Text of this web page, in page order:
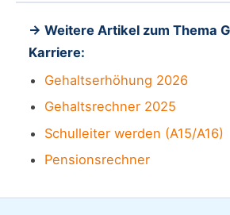
→ Weitere Artikel zum Thema
Karriere:
Gehaltserhöhung 2026
Gehaltsrechner 2025
Schulleiter werden (A15/A16)
Pensionsrechner